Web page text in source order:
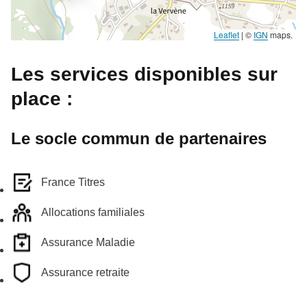
Leaflet | © IGN maps.
Les services disponibles sur
place :
Le socle commun de partenaires
France Titres
Allocations familiales
Assurance Maladie
Assurance retraite